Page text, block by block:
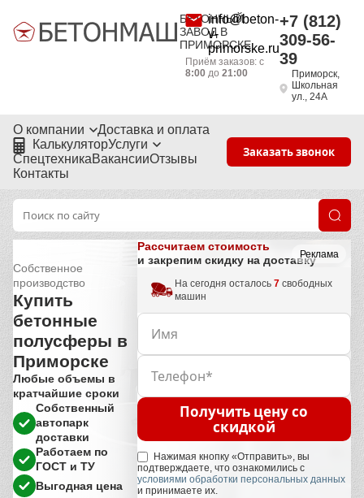
БЕТОННЫЙ
ЗАВОД В
ПРИМОРСКЕ
info@beton-
v-
primorske.ru
Приём заказов: с
8:00 до21:00
+7 (812)
309-56-
39
Приморск,
Школьная
ул., 24А
О компании
Доставка и оплата
КалькуляторУслуги
СпецтехникаВакансииОтзывы
Контакты
Заказать звонок
Реклама
Собственное
производство
Купить
бетонные
полусферы в
Приморске
Любые объемы в
кратчайшие сроки
Собственный
автопарк
доставки
Работаем по
ГОСТ и ТУ
Выгодная цена
Рассчитаем стоимость
и закрепим скидку на доставку
На сегодня осталось 7свободных
машин
Получить цену со
скидкой
Нажимая кнопку «Отправить», вы
подтверждаете, что ознакомились с
условиями обработки персональных данных
и принимаете их.